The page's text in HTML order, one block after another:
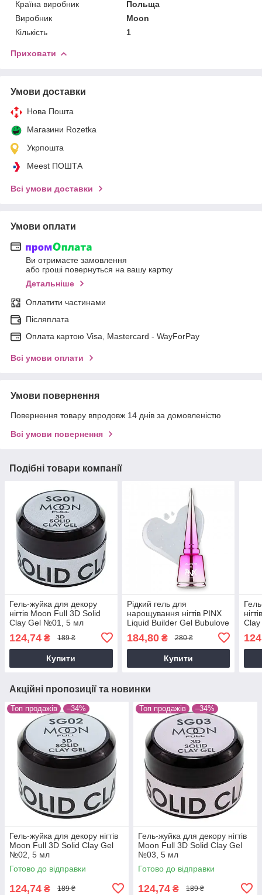
Країна виробник
Польща
Виробник
Moon
Кількість
1
Приховати
Умови доставки
Нова Пошта
Магазини Rozetka
Укрпошта
Meest ПОШТА
Всі умови доставки
Умови оплати
Ви отримаєте замовлення
або гроші повернуться на вашу картку
Детальніше
Оплатити частинами
Післяплата
Оплата картою Visa, Mastercard - WayForPay
Всі умови оплати
Умови повернення
Повернення товару впродовж 14 днів за домовленістю
Всі умови повернення
Подібні товари компанії
Гель-жуйка для декору
нігтів Moon Full 3D Solid
Clay Gel №01, 5 мл
124,74 ₴ 189 ₴
Купити
Рідкий гель для
нарощування нігтів PINX
Liquid Builder Gel Bubulove
184,80₴ 280 ₴
Купити
Акційні пропозиції та новинки
Топ продажів –34%
Гель-жуйка для декору нігтів
Moon Full 3D Solid Clay Gel
№02, 5 мл
Готово до відправки
124,74 ₴ 189 ₴
Топ продажів –34%
Гель-жуйка для декору нігтів
Moon Full 3D Solid Clay Gel
№03, 5 мл
Готово до відправки
124,74 ₴ 189 ₴